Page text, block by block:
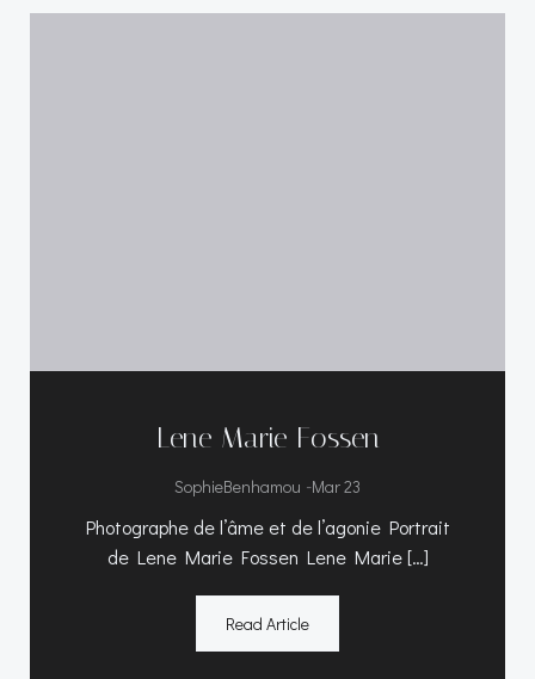
Lene Marie Fossen
SophieBenhamou -Mar 23
Photographe de l’âme et de l’agonie Portrait
de Lene Marie Fossen Lene Marie […]
Read Article